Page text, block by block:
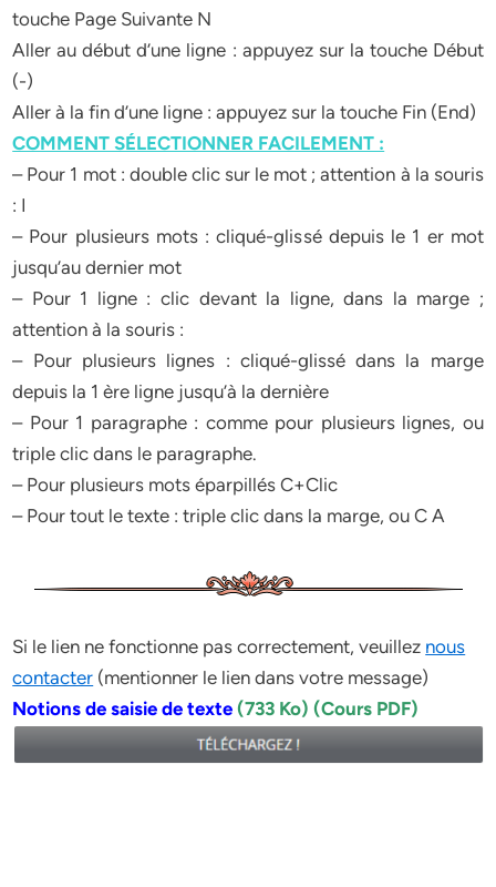
touche Page Suivante N
Aller au début d’une ligne : appuyez sur la touche Début
(-)
Aller à la fin d’une ligne : appuyez sur la touche Fin (End)
COMMENT SÉLECTIONNER FACILEMENT :
– Pour 1 mot : double clic sur le mot ; attention à la souris
: I
– Pour plusieurs mots : cliqué-glissé depuis le 1 er mot
jusqu’au dernier mot
– Pour 1 ligne : clic devant la ligne, dans la marge ;
attention à la souris :
– Pour plusieurs lignes : cliqué-glissé dans la marge
depuis la 1 ère ligne jusqu’à la dernière
– Pour 1 paragraphe : comme pour plusieurs lignes, ou
triple clic dans le paragraphe.
– Pour plusieurs mots éparpillés C+Clic
– Pour tout le texte : triple clic dans la marge, ou C A
Si le lien ne fonctionne pas correctement, veuillez nous
contacter (mentionner le lien dans votre message)
Notions de saisie de texte(733 Ko) (Cours PDF)